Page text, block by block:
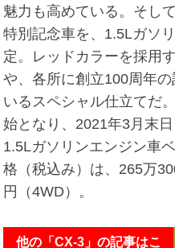
魅力も高めている。そし
特別記念車を、1.5Lガソ
定。レッドカラーを採用
や、各所に創立100周年
いるスペシャル仕立てだ
始となり、2021年3月末
1.5Lガソリンエンジン車
格（税込み）は、265万
円（4WD）。
他の「CX-3」の記事はこ